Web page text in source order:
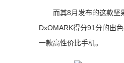
而其8月发布的这款坚
DxOMARK得分91分的出
一款高性价比手机。